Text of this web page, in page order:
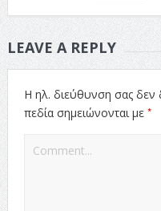
LEAVE A REPLY
Η ηλ. διεύθυνση σας δεν
πεδία σημειώνονται με *